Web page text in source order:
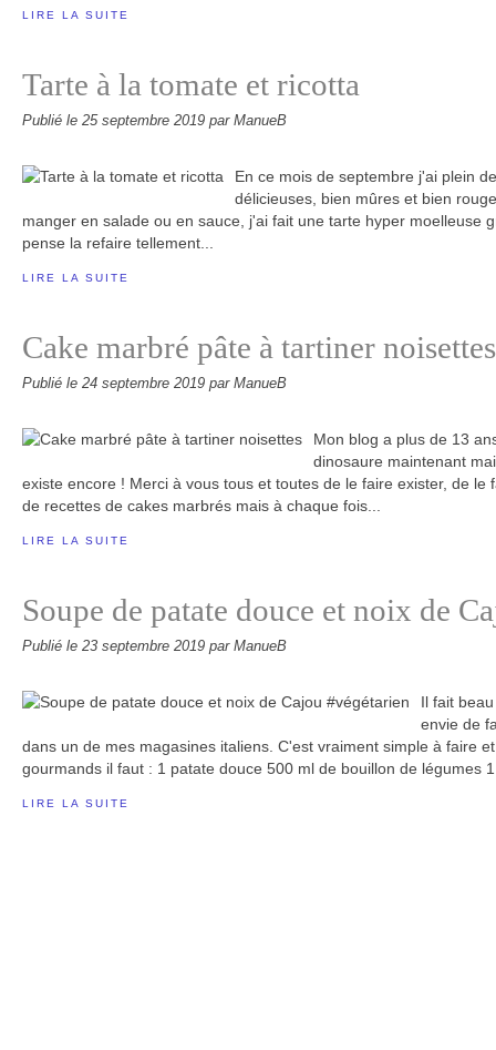
LIRE LA SUITE
Tarte à la tomate et ricotta
Publié le 25 septembre 2019 par ManueB
En ce mois de septembre j'ai plein
délicieuses, bien mûres et bien
manger en salade ou en sauce, j'ai fait une tarte hyper moelleuse
pense la refaire tellement...
LIRE LA SUITE
Cake marbré pâte à tartiner noisettes
Publié le 24 septembre 2019 par ManueB
Mon blog a plus de 13
dinosaure maintenant
existe encore ! Merci à vous tous et toutes de le faire exister, de le
de recettes de cakes marbrés mais à chaque fois...
LIRE LA SUITE
Soupe de patate douce et noix de
Publié le 23 septembre 2019 par ManueB
Il fait
envie de
dans un de mes magasines italiens. C'est vraiment simple à faire
gourmands il faut : 1 patate douce 500 ml de bouillon de légumes
LIRE LA SUITE